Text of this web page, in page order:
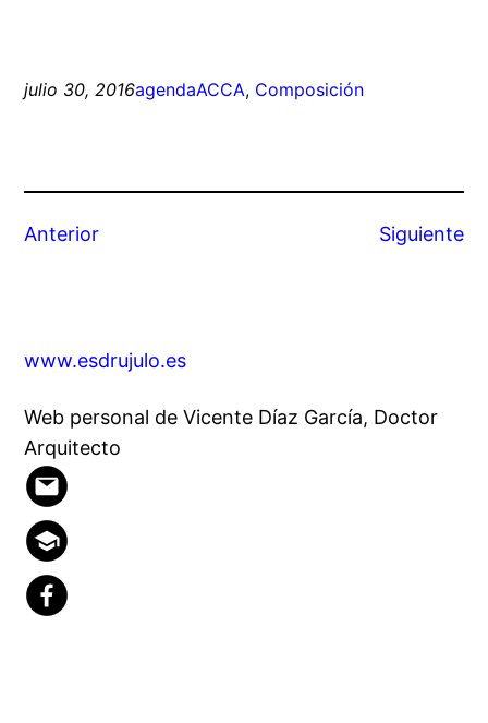
julio 30, 2016agendaACCA, Composición
Anterior Siguiente
www.esdrujulo.es
Web personal de Vicente Díaz García, Doctor
Arquitecto